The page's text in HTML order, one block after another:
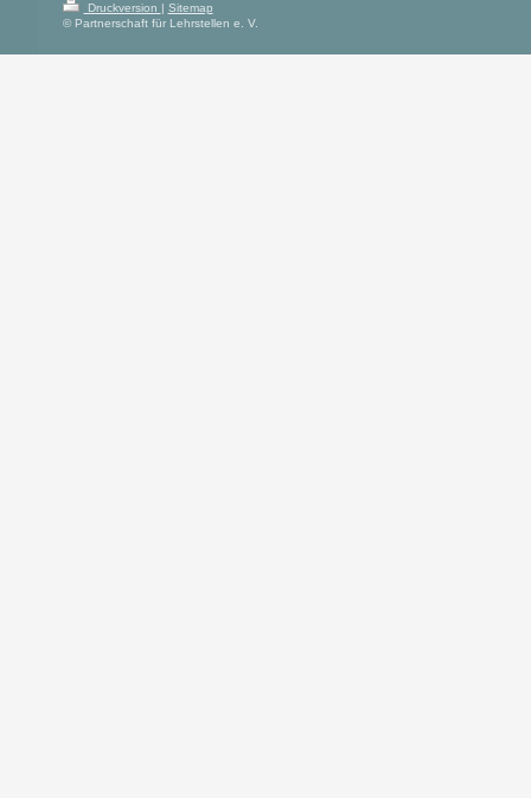
Druckversion | Sitemap
© Partnerschaft für Lehrstellen e. V.